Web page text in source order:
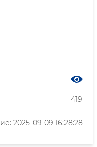
419
2025-09-09 16:28:28